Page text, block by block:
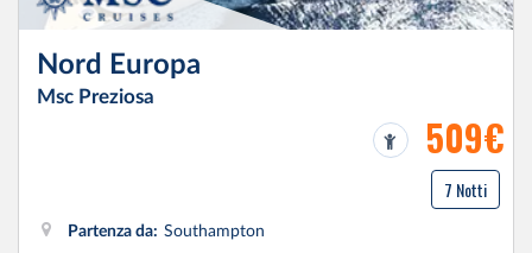
Nord Europa
Msc Preziosa
509€
7 Notti
Partenza da: Southampton